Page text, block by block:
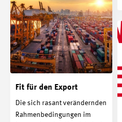
Fit für den Export
Die sich rasant verändernden
Rahmenbedingungen im